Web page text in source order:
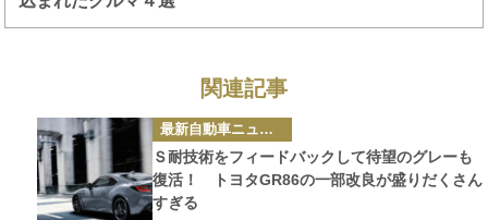
関連記事
カ
テ
ゴ
リ
ー
最新自動車ニュース
Ｓ耐技術をフィードバックして待望のグレーも
復活！ トヨタGR86の一部改良が盛りだくさん
すぎる